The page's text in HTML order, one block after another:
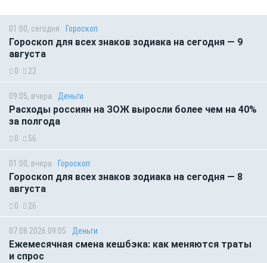
01:00, сегодня Гороскоп
Гороскоп для всех знаков зодиака на сегодня — 9
августа
0 22
09:05, вчера Деньги
Расходы россиян на ЗОЖ выросли более чем на 40%
за полгода
0 56
01:00, вчера Гороскоп
Гороскоп для всех знаков зодиака на сегодня — 8
августа
0 26
07.08.2026 09:05 Деньги
Ежемесячная смена кешбэка: как меняются траты
и спрос